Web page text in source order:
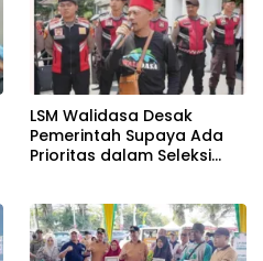
LSM Walidasa Desak
Pemerintah Supaya Ada
Prioritas dalam Seleksi
2026